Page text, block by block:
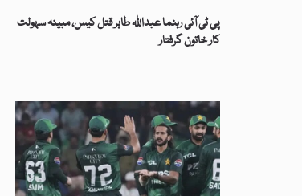
پی ٹی آئی رہنما عبداللہ طاہر قتل کیس، مبینہ سہولت
کار خاتون گرفتار